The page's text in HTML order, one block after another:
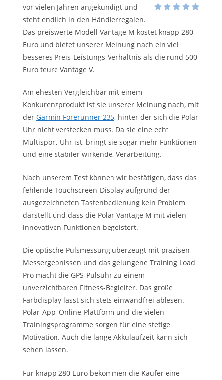
vor vielen Jahren angekündigt und
steht endlich in den Händlerregalen.
Das preiswerte Modell Vantage M kostet knapp 280
Euro und bietet unserer Meinung nach ein viel
besseres Preis-Leistungs-Verhältnis als die rund 500
Euro teure Vantage V.
Am ehesten Vergleichbar mit einem
Konkurenzprodukt ist sie unserer Meinung nach, mit
der Garmin Forerunner 235, hinter der sich die Polar
Uhr nicht verstecken muss. Da sie eine echt
Multisport-Uhr ist, bringt sie sogar mehr Funktionen
und eine stabiler wirkende, Verarbeitung.
Nach unserem Test können wir bestätigen, dass das
fehlende Touchscreen-Display aufgrund der
ausgezeichneten Tastenbedienung kein Problem
darstellt und dass die Polar Vantage M mit vielen
innovativen Funktionen begeistert.
Die optische Pulsmessung überzeugt mit präzisen
Messergebnissen und das gelungene Training Load
Pro macht die GPS-Pulsuhr zu einem
unverzichtbaren Fitness-Begleiter. Das große
Farbdisplay lässt sich stets einwandfrei ablesen.
Polar-App, Online-Plattform und die vielen
Trainingsprogramme sorgen für eine stetige
Motivation. Auch die lange Akkulaufzeit kann sich
sehen lassen.
Für knapp 280 Euro bekommen die Käufer eine